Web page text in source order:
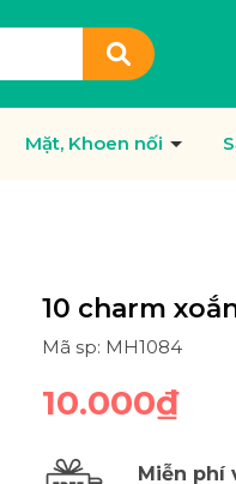
Mặt, Khoen nối
10 charm
Mã sp: MH1084
10.000₫
Miễn phí